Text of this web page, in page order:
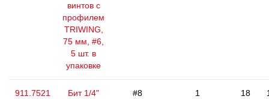
винтов с
профилем
TRIWING,
75 мм, #6,
5 шт. в
упаковке
911.7521
Бит 1/4"
#8 1 18